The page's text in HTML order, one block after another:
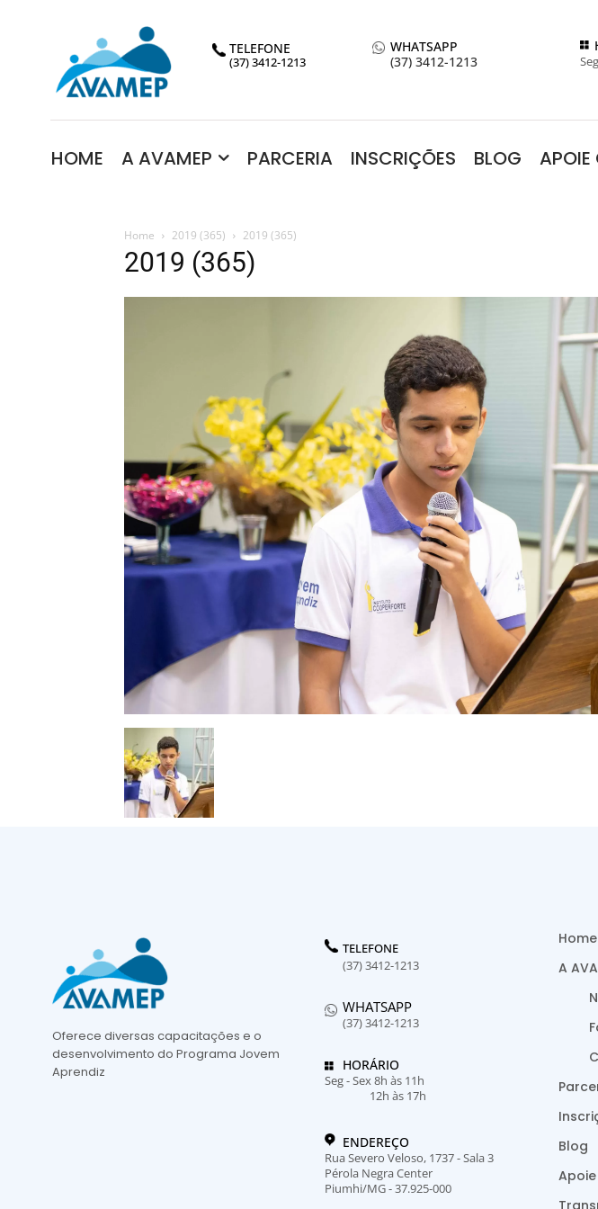
TELEFONE
WHATSAPP
(37) 3412-1213
(37) 3412-1213
HOME A AVAMEP PARCERIA INSCRIÇÕES BLOG APOIE
Home 2019 (365) 2019 (365)
2019 (365)
Oferece diversas capacitações e o
desenvolvimento do Programa Jovem
Aprendiz
TELEFONE
(37) 3412-1213
WHATSAPP
(37) 3412-1213
HORÁRIO
Seg - Sex 8h às 11h
12h às 17h
ENDEREÇO
Rua Severo Veloso, 1737 - Sala 3
Pérola Negra Center
Piumhi/MG - 37.925-000
Home
A
Blog